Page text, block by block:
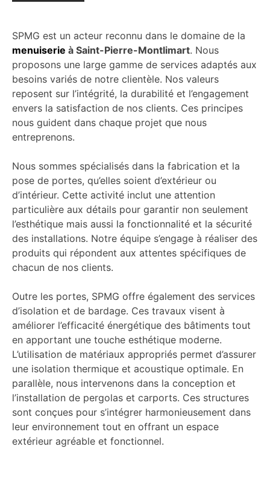
SPMG est un acteur reconnu dans le domaine de la
menuiserie à Saint-Pierre-Montlimart. Nous
proposons une large gamme de services adaptés aux
besoins variés de notre clientèle. Nos valeurs
reposent sur l’intégrité, la durabilité et l’engagement
envers la satisfaction de nos clients. Ces principes
nous guident dans chaque projet que nous
entreprenons.
Nous sommes spécialisés dans la fabrication et la
pose de portes, qu’elles soient d’extérieur ou
d’intérieur. Cette activité inclut une attention
particulière aux détails pour garantir non seulement
l’esthétique mais aussi la fonctionnalité et la sécurité
des installations. Notre équipe s’engage à réaliser des
produits qui répondent aux attentes spécifiques de
chacun de nos clients.
Outre les portes, SPMG offre également des services
d’isolation et de bardage. Ces travaux visent à
améliorer l’efficacité énergétique des bâtiments tout
en apportant une touche esthétique moderne.
L’utilisation de matériaux appropriés permet d’assurer
une isolation thermique et acoustique optimale. En
parallèle, nous intervenons dans la conception et
l’installation de pergolas et carports. Ces structures
sont conçues pour s’intégrer harmonieusement dans
leur environnement tout en offrant un espace
extérieur agréable et fonctionnel.